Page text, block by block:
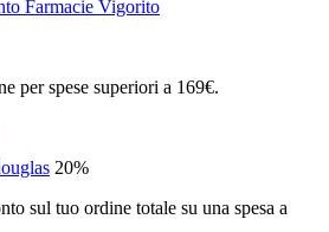
Farmacie Vigorito
per spese superiori a 169€.
20%
sul tuo ordine totale su una spesa a